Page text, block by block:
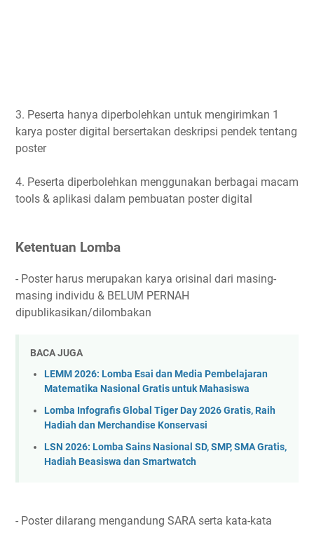
3. Peserta hanya diperbolehkan untuk mengirimkan 1
karya poster digital bersertakan deskripsi pendek tentang
poster
4. Peserta diperbolehkan menggunakan berbagai macam
tools & aplikasi dalam pembuatan poster digital
Ketentuan Lomba
- Poster harus merupakan karya orisinal dari masing-
masing individu & BELUM PERNAH
dipublikasikan/dilombakan
BACA JUGA
LEMM 2026: Lomba Esai dan Media Pembelajaran
Matematika Nasional Gratis untuk Mahasiswa
Lomba Infografis Global Tiger Day 2026 Gratis, Raih
Hadiah dan Merchandise Konservasi
LSN 2026: Lomba Sains Nasional SD, SMP, SMA Gratis,
Hadiah Beasiswa dan Smartwatch
- Poster dilarang mengandung SARA serta kata-kata